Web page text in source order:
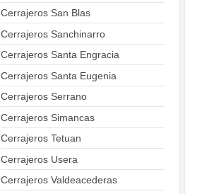
Cerrajeros San Blas
Cerrajeros Sanchinarro
Cerrajeros Santa Engracia
Cerrajeros Santa Eugenia
Cerrajeros Serrano
Cerrajeros Simancas
Cerrajeros Tetuan
Cerrajeros Usera
Cerrajeros Valdeacederas